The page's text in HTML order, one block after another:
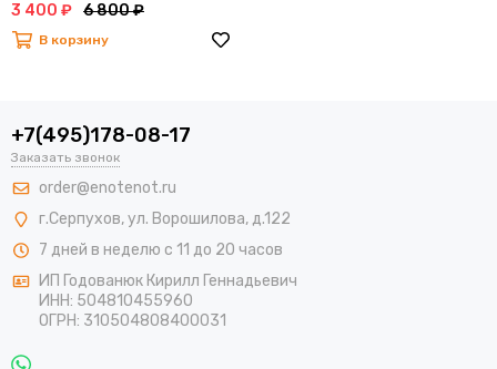
3 400 ₽ 6 800 ₽
В корзину
+7(495)178-08-17
Заказать звонок
order@enotenot.ru
г.Серпухов, ул. Ворошилова, д.122
7 дней в неделю с 11 до 20 часов
ИП Годованюк Кирилл Геннадьевич
ИНН: 504810455960
ОГРН: 310504808400031